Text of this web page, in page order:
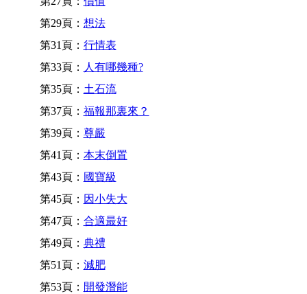
第29頁： 想法
第31頁： 行情表
第33頁： 人有哪幾種?
第35頁： 土石流
第37頁： 福報那裏來？
第39頁： 尊嚴
第41頁： 本末倒置
第43頁： 國寶級
第45頁： 因小失大
第47頁： 合適最好
第49頁： 典禮
第51頁： 減肥
第53頁： 開發潛能